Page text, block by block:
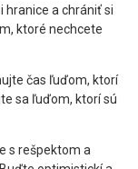
hranice a chrániť si
ktoré nechcete
čas ľuďom, ktorí
sa ľuďom, ktorí sú
s rešpektom a